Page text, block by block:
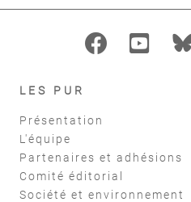
LES PUR
Présentation
L'équipe
Partenaires et adhésions
Comité éditorial
Société et environnement